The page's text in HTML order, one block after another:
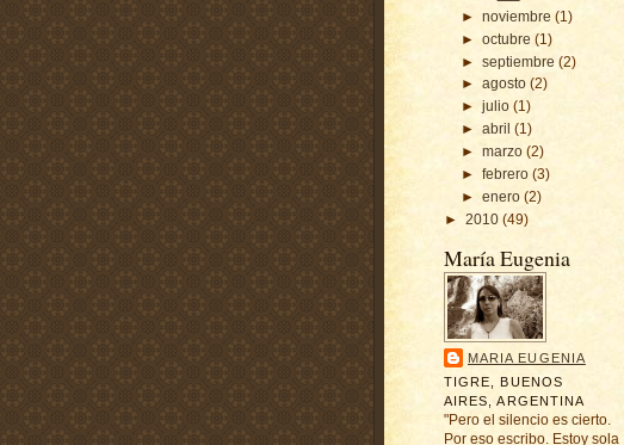
►noviembre(1)
►octubre(1)
►septiembre(2)
►agosto(2)
►julio(1)
►abril(1)
►marzo(2)
►febrero(3)
►enero(2)
► 2010 (49)
María Eugenia
MARIA EUGENIA
TIGRE, BUENOS
AIRES, ARGENTINA
"Pero el silencio es cierto.
Por eso escribo. Estoy sola